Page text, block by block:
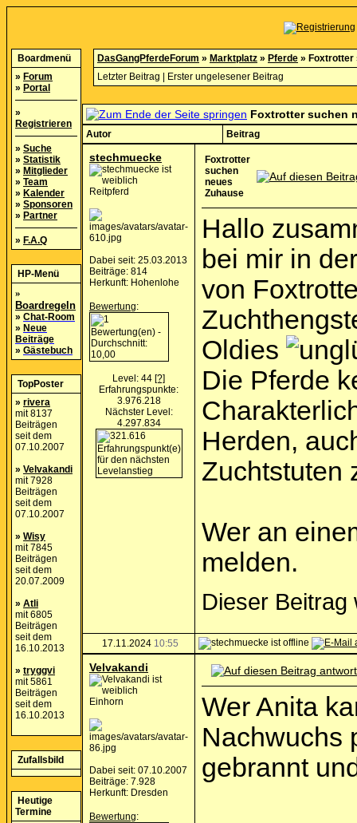
Boardmenü
» Forum
» Portal
»
Registrieren
» Suche
» Statistik
» Mitglieder
» Team
» Kalender
» Sponsoren
» Partner
» F.A.Q
HP-Menü
»
Boardregeln
» Chat-Room
» Neue
Beiträge
» Gästebuch
TopPoster
» rivera
mit 8137
Beiträgen
seit dem
07.10.2007
» Velvakandi
mit 7928
Beiträgen
seit dem
07.10.2007
» Wisy
mit 7845
Beiträgen
seit dem
20.07.2009
» Atli
mit 6805
Beiträgen
seit dem
16.10.2013
» tryggvi
mit 5861
Beiträgen
seit dem
16.10.2013
Zufallsbild
Heutige
Termine
DasGangPferdeForum » Marktplatz » Pferde » Foxtrotter
Letzter Beitrag
Erster ungelesener Beitrag
Foxtrotter suchen
Autor Beitrag
stechmuecke
Reitpferd
Dabei seit: 25.03.2013
Beiträge: 814
Herkunft: Hohenlohe
Bewertung:
Level: 44 [?]
Erfahrungspunkte:
3.976.218
Nächster Level:
4.297.834
Foxtrotter
suchen
neues
Zuhause
Hallo
bei mir in
von
Oldies
Die Pferde
Herden,
Zuchtstuten
Wer an
melden.
Dieser
17.11.2024 10:55
Velvakandi
Einhorn
Dabei seit: 07.10.2007
Beiträge: 7.928
Herkunft: Dresden
Bewertung:
Wer Anita
Nachwuchs
gebrannt